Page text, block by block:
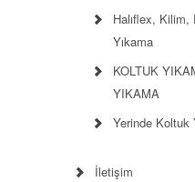
Halıflex, Kilim,
Yıkama
KOLTUK
YIKAMA
Yerinde Koltuk
İletişim